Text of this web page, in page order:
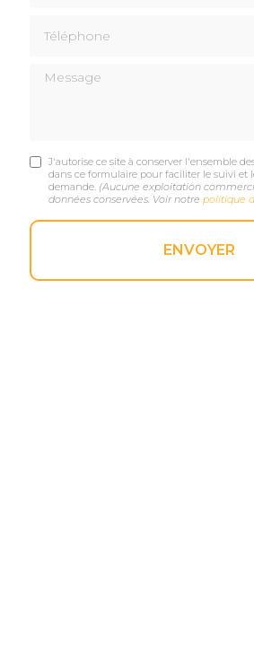
Message
J'autorise ce site à conserver l'ensemble
dans ce formulaire pour faciliter le suivi et
demande. (Aucune exploitation
données conservées. Voir notre politique